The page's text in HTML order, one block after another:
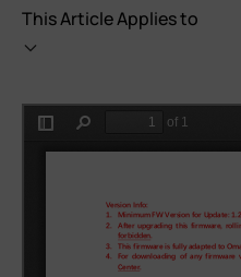
This Article Applies to